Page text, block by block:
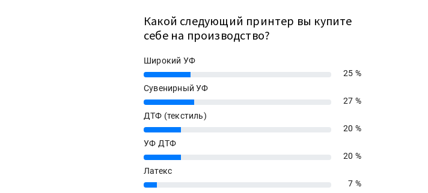
Какой следующий принтер вы купите
себе на производство?
Широкий УФ
25%
25 %
Сувенирный УФ
27%
27 %
ДТФ (текстиль)
20%
20 %
УФ ДТФ
20%
20 %
Латекс
7%
7 %